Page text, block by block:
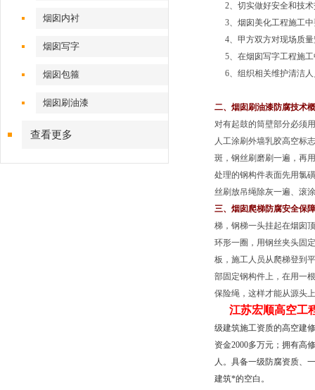
烟囱内衬
烟囱写字
烟囱包箍
烟囱刷油漆
查看更多
2、切实做好安全和技术
3、烟囱美化工程施工中
4、甲方双方对现场质量
5、在烟囱写字工程施工
6、组织相关维护清洁人
二、烟囱刷油漆防腐技术
对有起鼓的筒壁部分必须
人工涂刷外墙乳胶高空标
斑，钢丝刷磨刷一遍，再
处理的钢构件表面先用氯
丝刷放吊绳除灰一遍、滚
三、烟囱爬梯防腐安全保
梯，钢梯一头挂起在烟囱
环形一圈，用钢丝夹头固
板，施工人员从爬梯登到
部固定钢构件上，在用一
保险绳，这样才能从源头
江苏宏顺高空工
级建筑施工资质的高空建
资金2000多万元；拥有高
人。具备一级防腐资质、
建筑*的空白。